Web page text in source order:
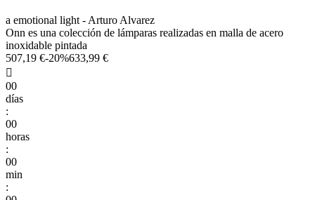
a emotional light - Arturo Alvarez
Onn es una colección de lámparas realizadas en malla de acero
inoxidable pintada
507,19 €-20%633,99 €

00
días
:
00
horas
:
00
min
: